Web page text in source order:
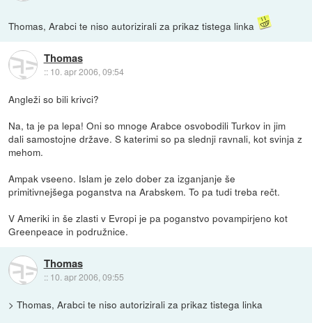
Thomas, Arabci te niso autorizirali za prikaz tistega linka
Thomas
:: 10. apr 2006, 09:54
Angleži so bili krivci?
Na, ta je pa lepa! Oni so mnoge Arabce osvobodili Turkov in jim
dali samostojne države. S katerimi so pa slednji ravnali, kot svinja z
mehom.
Ampak vseeno. Islam je zelo dober za izganjanje še
primitivnejšega poganstva na Arabskem. To pa tudi treba rečt.
V Ameriki in še zlasti v Evropi je pa poganstvo povampirjeno kot
Greenpeace in podružnice.
Thomas
:: 10. apr 2006, 09:55
> Thomas, Arabci te niso autorizirali za prikaz tistega linka